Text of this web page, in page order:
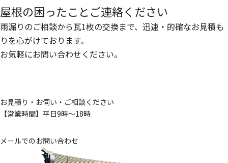
屋根の困ったことご連絡ください
雨漏りのご相談から瓦1枚の交換まで、 迅速・的確なお見積も
りを心がけております。
お気軽にお問い合わせください。
お見積り・お伺い・ご相談ください
【営業時間】平日9時～18時
メールでのお問い合わせ